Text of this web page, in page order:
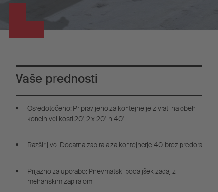
Vaše prednosti
Osredotočeno: Pripravljeno za kontejnerje z vrati na obeh
koncih velikosti 20', 2 x 20' in 40'
Razširljivo: Dodatna zapirala za kontejnerje 40' brez predora
Prijazno za uporabo: Pnevmatski podaljšek zadaj z
mehanskim zapiralom